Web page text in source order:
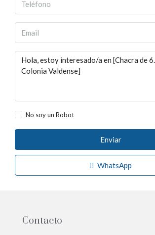
No soy un Robot
Enviar
WhatsApp
Contacto